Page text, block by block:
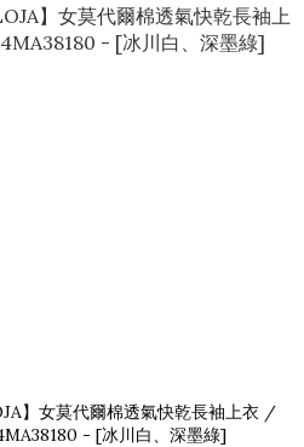
】女莫代爾棉透氣快乾長袖上衣 /
- [冰川白、深墨綠]